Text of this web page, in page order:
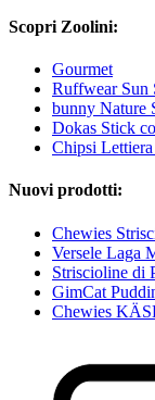
Scopri Zoolini:
Gourmet
Ruffwear Sun
bunny Nature
Dokas Stick
Chipsi
Nuovi prodotti:
Chewies
Versele Laga
Striscioline di
GimCat
Chewies